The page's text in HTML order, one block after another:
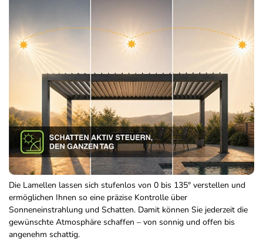
Die Lamellen lassen sich stufenlos von 0 bis 135° verstellen und
ermöglichen Ihnen so eine präzise Kontrolle über
Sonneneinstrahlung und Schatten. Damit können Sie jederzeit die
gewünschte Atmosphäre schaffen – von sonnig und offen bis
angenehm schattig.